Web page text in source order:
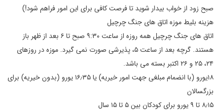
صبح زود از خواب بیدار شوید تا فرصت کافی برای این امور فراهم شود!)
هزینه بلیط موزه اتاق های جنگ چرچیل
اتاق های جنگ چرچیل همه روزه از ساعت ۹:۳۰ صبح تا ۶ بعد از ظهر باز
هستند. گرچه بعد از ساعت ۵، پذیرشی صورت نمی گیرد. موزه در روزهای
۲۴، ۲۵ و ۲۶ اکتبر بسته می باشد.
۱۸یورو (با انضمام مبلغی جهت امور خیریه) یا ۱۶٫۳۵ یورو (بدون خیریه) برای
بزرگسالان
۸٫۱۵ تا ۹ یورو برای کودکان بین ۵ تا ۱۵ سال